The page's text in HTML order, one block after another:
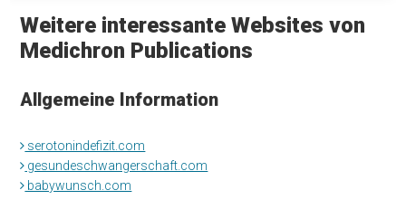
Weitere interessante Websites von
Medichron Publications
Allgemeine Information
serotonindefizit.com
gesundeschwangerschaft.com
babywunsch.com